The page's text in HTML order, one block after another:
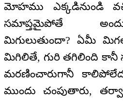
మోహము ఎక్కడినుండి
సమాప్తమైపోతే
మిగులుతుందా? ఏమీ
మిగిలితే, గురి తగిలింది కానీ
మరణించారుగానీ
ముందు చంపుతారు,